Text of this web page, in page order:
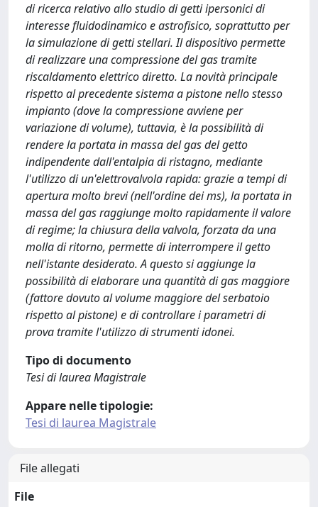
di ricerca relativo allo studio di getti ipersonici di
interesse fluidodinamico e astrofisico, soprattutto per
la simulazione di getti stellari. Il dispositivo permette
di realizzare una compressione del gas tramite
riscaldamento elettrico diretto. La novità principale
rispetto al precedente sistema a pistone nello stesso
impianto (dove la compressione avviene per
variazione di volume), tuttavia, è la possibilità di
rendere la portata in massa del gas del getto
indipendente dall'entalpia di ristagno, mediante
l'utilizzo di un'elettrovalvola rapida: grazie a tempi di
apertura molto brevi (nell'ordine dei ms), la portata in
massa del gas raggiunge molto rapidamente il valore
di regime; la chiusura della valvola, forzata da una
molla di ritorno, permette di interrompere il getto
nell'istante desiderato. A questo si aggiunge la
possibilità di elaborare una quantità di gas maggiore
(fattore dovuto al volume maggiore del serbatoio
rispetto al pistone) e di controllare i parametri di
prova tramite l'utilizzo di strumenti idonei.
Tipo di documento
Tesi di laurea Magistrale
Appare nelle tipologie:
Tesi di laurea Magistrale
File allegati
File